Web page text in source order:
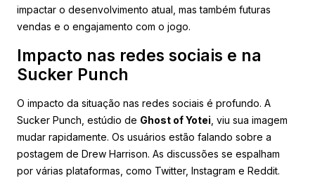
impactar o desenvolvimento atual, mas também futuras
vendas e o engajamento com o jogo.
Impacto nas redes sociais e na
Sucker Punch
O impacto da situação nas redes sociais é profundo. A
Sucker Punch, estúdio de Ghost of Yotei , viu sua imagem
mudar rapidamente. Os usuários estão falando sobre a
postagem de Drew Harrison. As discussões se espalham
por várias plataformas, como Twitter, Instagram e Reddit.